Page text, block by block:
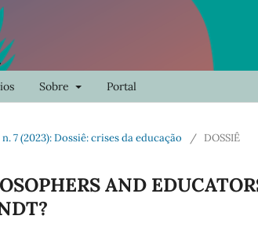
Sobre Portal
n. 7 (2023): Dossiê: crises da educação / DOSSIÊ
AND